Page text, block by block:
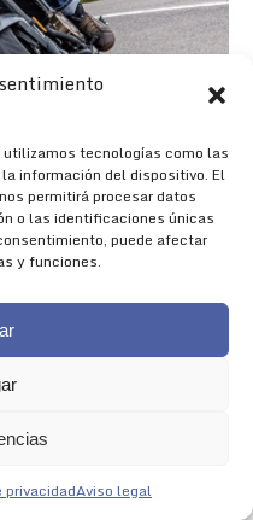
tecnologías como las
información del dispositivo. El
permitirá procesar datos
o las identificaciones únicas
puede afectar
y funciones.
privacidadAviso legal